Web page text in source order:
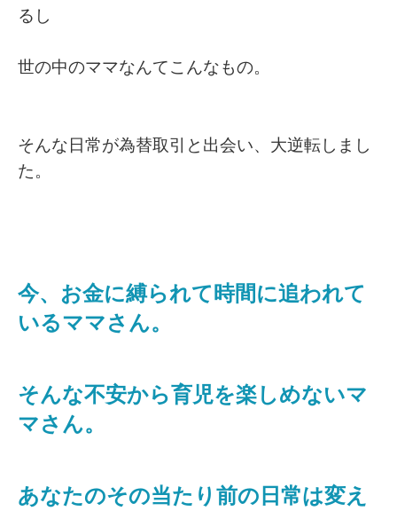
るし
世の中のママなんてこんなもの。
そんな日常が為替取引と出会い、大逆転しまし
た。
今、お金に縛られて時間に追われて
いるママさん。
そんな不安から育児を楽しめないマ
マさん。
あなたのその当たり前の日常は変え